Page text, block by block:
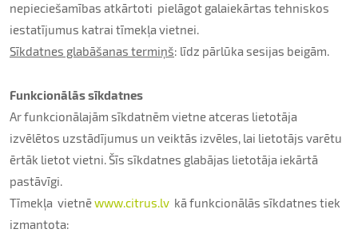
nepieciešamības atkārtoti pielāgot galaiekārtas tehniskos
iestatījumus katrai tīmekļa vietnei.
Sīkdatnes glabāšanas termiņš: līdz pārlūka sesijas beigām.
Funkcionālās sīkdatnes
Ar funkcionālajām sīkdatnēm vietne atceras lietotāja
izvēlētos uzstādījumus un veiktās izvēles, lai lietotājs varētu
ērtāk lietot vietni. Šīs sīkdatnes glabājas lietotāja iekārtā
pastāvīgi.
Tīmekļa vietnēwww.citrus.lv kā funkcionālās sīkdatnes tiek
izmantota: